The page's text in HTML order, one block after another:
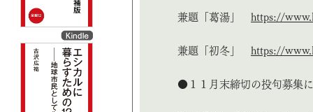
兼題「葛湯」 https://
兼題「初冬」 https://
●１１月末締切の投句募集